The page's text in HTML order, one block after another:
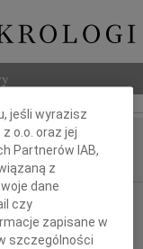
jeśli wyrazisz
o.o. oraz jej
Partnerów IAB,
z
dane
czy
zapisane w
szczególności